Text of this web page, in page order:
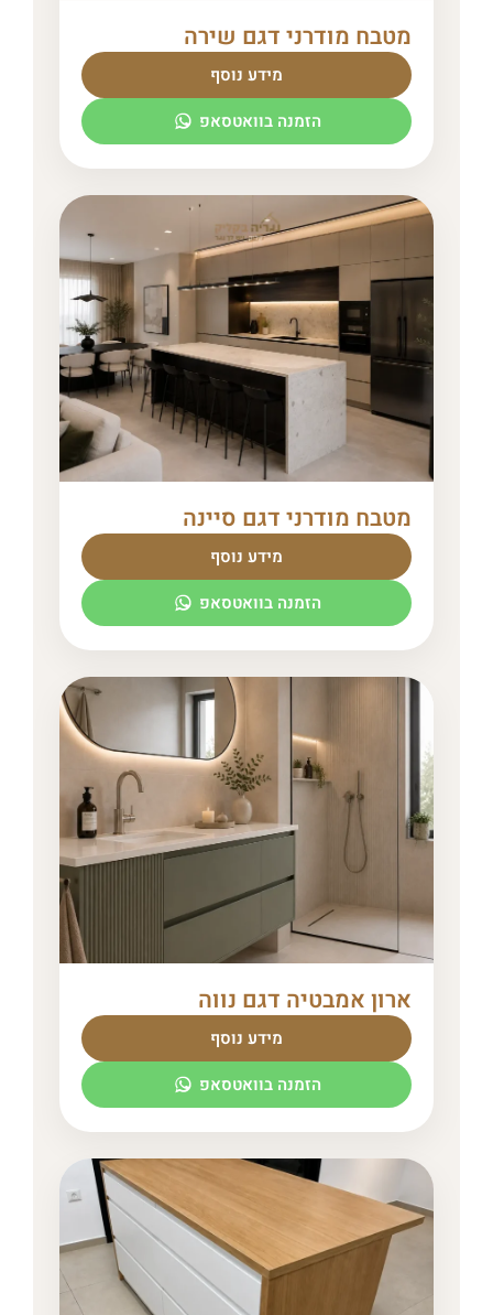
מטבח מודרני דגם שירה
מידע נוסף
הזמנה בוואטסאפ
מטבח מודרני דגם סיינה
מידע נוסף
הזמנה בוואטסאפ
ארון אמבטיה דגם נווה
מידע נוסף
הזמנה בוואטסאפ